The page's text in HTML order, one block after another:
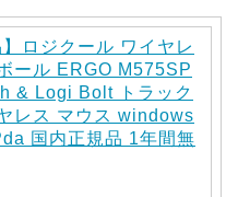
ロジクール ワイヤレ
ール ERGO M575SP
& Logi Bolt トラック
レス マウス windows
国内正規品 1年間無